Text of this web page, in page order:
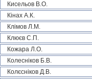
Кисельов В.О.
Кінах А.К.
Клімов Л.М.
Клюєв С.П.
Кожара Л.О.
Колесніков Б.В.
Колєсніков Д.В.